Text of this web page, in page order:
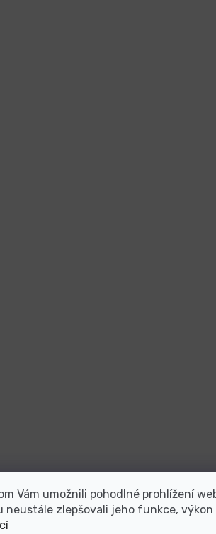
Vám umožnili pohodlné prohlížení
neustále zlepšovali jeho funkce, výkon